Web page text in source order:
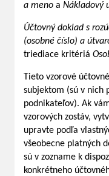
a meno a Nákladový
Účtovný doklad s
(osobné číslo) a
triediace kritériá
Tieto vzorové
subjektom (sú v nich
podnikateľov). Ak
vzorových zostáv,
upravte podľa
všeobecne platných
sú v zozname k
konkrétneho